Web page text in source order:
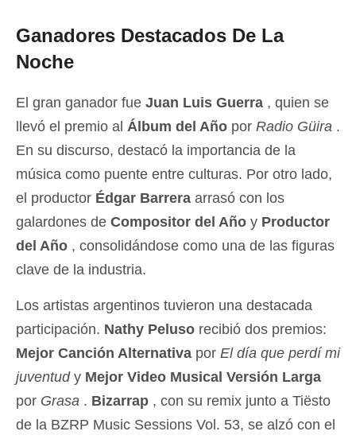
Ganadores Destacados De La
Noche
El gran ganador fue Juan Luis Guerra , quien se
llevó el premio al Álbum del Año por Radio Güira .
En su discurso, destacó la importancia de la
música como puente entre culturas. Por otro lado,
el productor Édgar Barrera arrasó con los
galardones de Compositor del Año y Productor
del Año , consolidándose como una de las figuras
clave de la industria.
Los artistas argentinos tuvieron una destacada
participación. Nathy Peluso recibió dos premios:
Mejor Canción Alternativa por El día que perdí mi
juventudy Mejor Video Musical Versión Larga
por Grasa . Bizarrap , con su remix junto a Tiësto
de la BZRP Music Sessions Vol. 53, se alzó con el